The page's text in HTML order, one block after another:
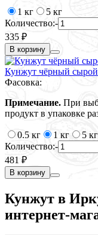
1 кг
5 кг
Количество:-
335 ₽
В корзину
Кунжут чёрный сырой
Фасовка:
Примечание. При
продукт в упаковке
0.5 кг 1 кг
5 кг
Количество:-
481 ₽
В корзину
Кунжут в
интернет-